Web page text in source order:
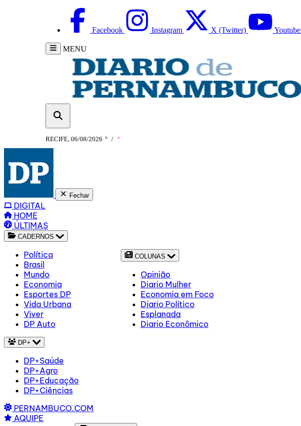
Facebook Instagram X (Twitter) Youtube
MENU
RECIFE, 06/08/2026 ° / °
Fechar
DIGITAL
HOME
ÚLTIMAS
CADERNOS
Política
Brasil
Mundo
Economia
Esportes DP
Vida Urbana
Viver
DP Auto
COLUNAS
Opinião
Diario Mulher
Economia em Foco
Diario Político
Esplanada
Diario Econômico
DP+
DP+Saúde
DP+Agro
DP+Educação
DP+Ciências
PERNAMBUCO.COM
AQUIPE